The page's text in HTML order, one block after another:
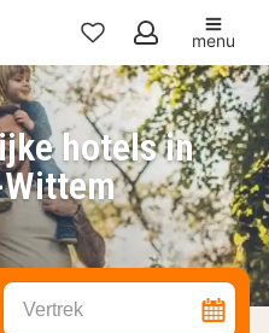
Mijn
favorieten
menu
hotels in
Vertrek